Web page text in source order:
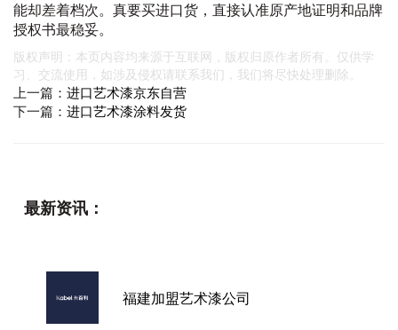
能却差着档次。真要买进口货，直接认准原产地证明和品牌
授权书最稳妥。
版权声明：本页内容均来源于互联网，版权归原作者所有。仅供学
习、交流使用，如涉及侵权请联系我们，我们将尽快处理删除。
上一篇： 进口艺术漆京东自营
下一篇： 进口艺术漆涂料发货
最新资讯：
福建加盟艺术漆公司